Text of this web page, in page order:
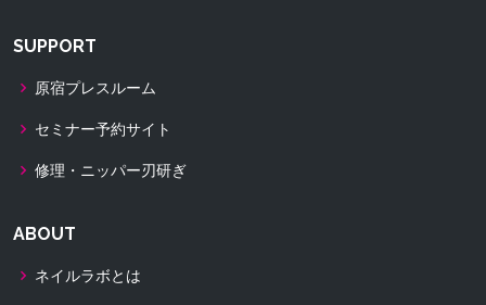
SUPPORT
原宿プレスルーム
セミナー予約サイト
修理・ニッパー刃研ぎ
ABOUT
ネイルラボとは